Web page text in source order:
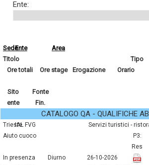
Ente:
SedeEnte
Area
Titolo
Tipo
Ore totali
Ore stage Erogazione Orario
Sito
ente
Fonte
Fin.
CATALOGO QA - QUALIFICHE
TriesteIAL FVG
servizi turistici -
aiuto cuoco
P3:
Res
In presenza
Diurno 26-10-2026